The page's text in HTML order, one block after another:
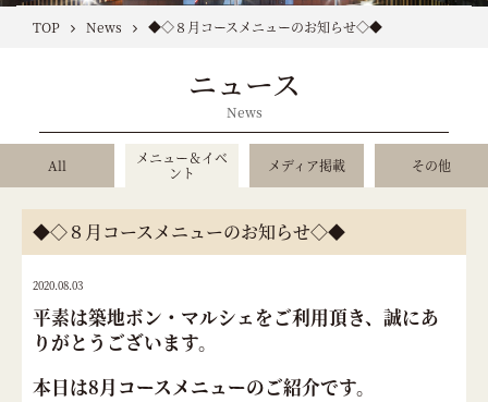
TOP News ◆◇８月コースメニューのお知らせ◇◆
ニュース
News
All
メニュー＆イベ
ント
メディア掲載 その他
◆◇８月コースメニューのお知らせ◇◆
2020.08.03
平素は築地ボン・マルシェをご利用頂き、誠にあ
りがとうございます。
本日は8月コースメニューのご紹介です。